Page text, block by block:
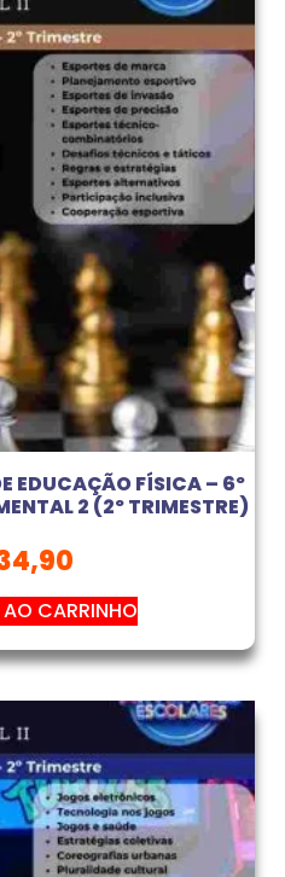
EDUCAÇÃO FÍSICA – 6º
2 (2º TRIMESTRE)
CARRINHO